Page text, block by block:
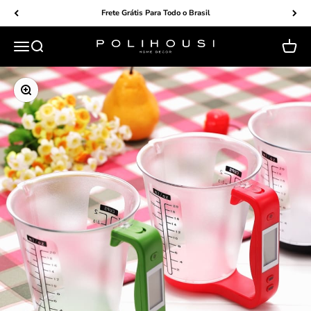
Pular para o conteúdo Frete Grátis Para Todo o Brasil
MenuBuscar POLIHOUSI
Zoom na imagem